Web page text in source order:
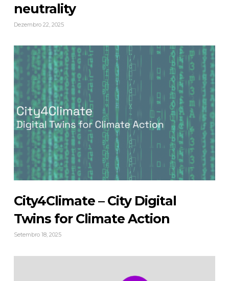
neutrality
Dezembro 22, 2025
City4Climate – City Digital
Twins for Climate Action
Setembro 18, 2025